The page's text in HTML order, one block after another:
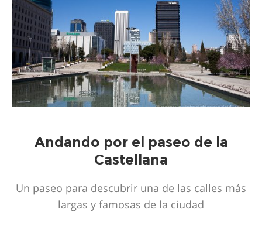
Andando por el paseo de la
Castellana
Un paseo para descubrir una de las calles más
largas y famosas de la ciudad